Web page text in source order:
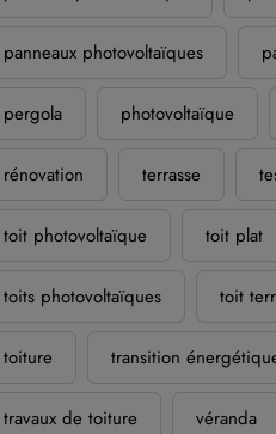
panneaux photovoltaïques
pergola photovoltaïque
rénovation terrasse
toit photovoltaïque toit plat
toits photovoltaïques toit
toiture transition
travaux de toiture véranda